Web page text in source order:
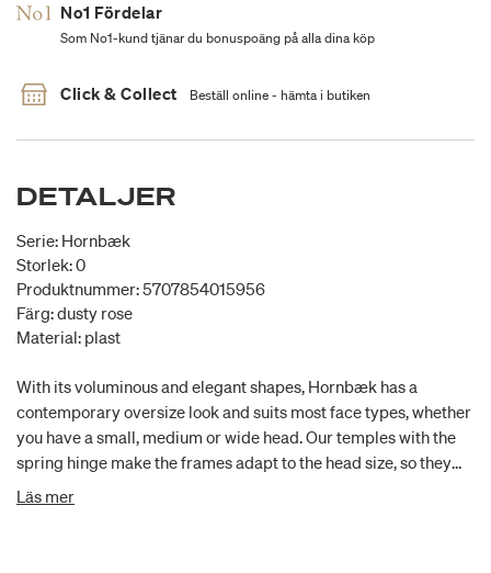
No1 Fördelar
Som No1-kund tjänar du bonuspoäng på alla dina köp
Click & Collect Beställ online - hämta i butiken
DETALJER
Serie: Hornbæk
Storlek: 0
Produktnummer: 5707854015956
Färg: dusty rose
Material: plast
With its voluminous and elegant shapes, Hornbæk has a
contemporary oversize look and suits most face types, whether
you have a small, medium or wide head. Our temples with the
spring hinge make the frames adapt to the head size, so they
are comfortable to wear. Size: 51/20-145
Läs mer